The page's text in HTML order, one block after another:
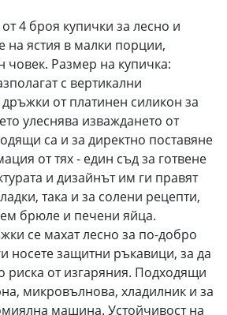
4 броя купички за лесно и
на ястия в малки порции,
човек. Размер на купичка:
с вертикални
от платинен силикон за
улеснява изваждането от
са и за директно поставяне
от тях - един съд за готвене
и дизайнът им ги правят
така и за солени рецепти,
брюле и печени яйца.
се махат лесно за по-добро
носете защитни ръкавици, за да
риска от изгаряния. Подходящи
микровълнова, хладилник и за
машина. Устойчивост на